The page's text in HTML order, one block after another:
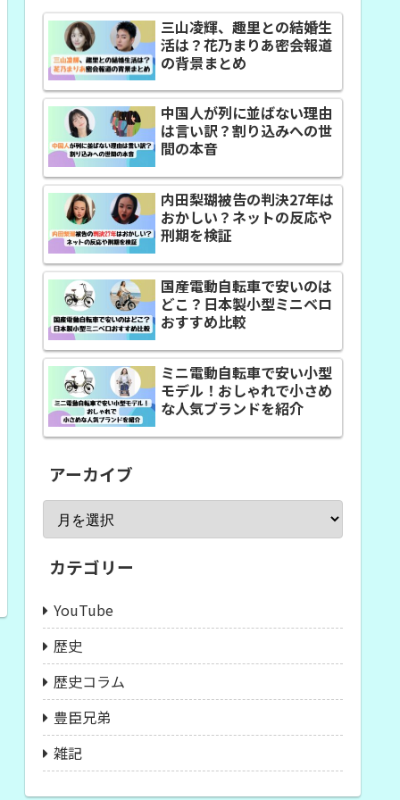
三山凌輝、趣里との結婚生
活は？花乃まりあ密会報道
の背景まとめ
中国人が列に並ばない理由
は言い訳？割り込みへの世
間の本音
内田梨瑚被告の判決27年は
おかしい？ネットの反応や
刑期を検証
国産電動自転車で安いのは
どこ？日本製小型ミニベロ
おすすめ比較
ミニ電動自転車で安い小型
モデル！おしゃれで小さめ
な人気ブランドを紹介
アーカイブ
カテゴリー
YouTube
歴史
歴史コラム
豊臣兄弟
雑記